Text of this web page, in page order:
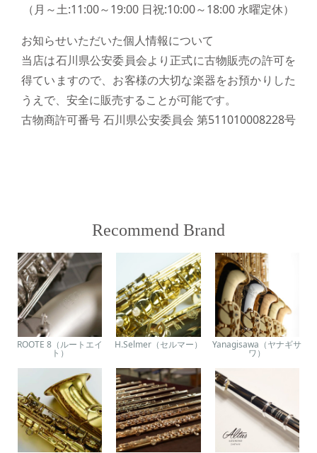
（月～土:11:00～19:00 日祝:10:00～18:00 水曜定休）
お知らせいただいた個人情報について
当店は石川県公安委員会より正式に古物販売の許可を
得ていますので、お客様の大切な楽器をお預かりした
うえで、安全に販売することが可能です。
古物商許可番号 石川県公安委員会 第511010008228号
Recommend Brand
ROOTE 8（ルートエイ
ト）
H.Selmer（セルマー） Yanagisawa（ヤナギサ
ワ）